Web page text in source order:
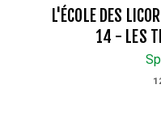
L'ÉCOLE DES
14 - LES